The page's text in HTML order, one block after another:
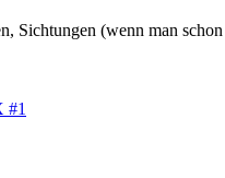
Sichtungen (wenn man
#1